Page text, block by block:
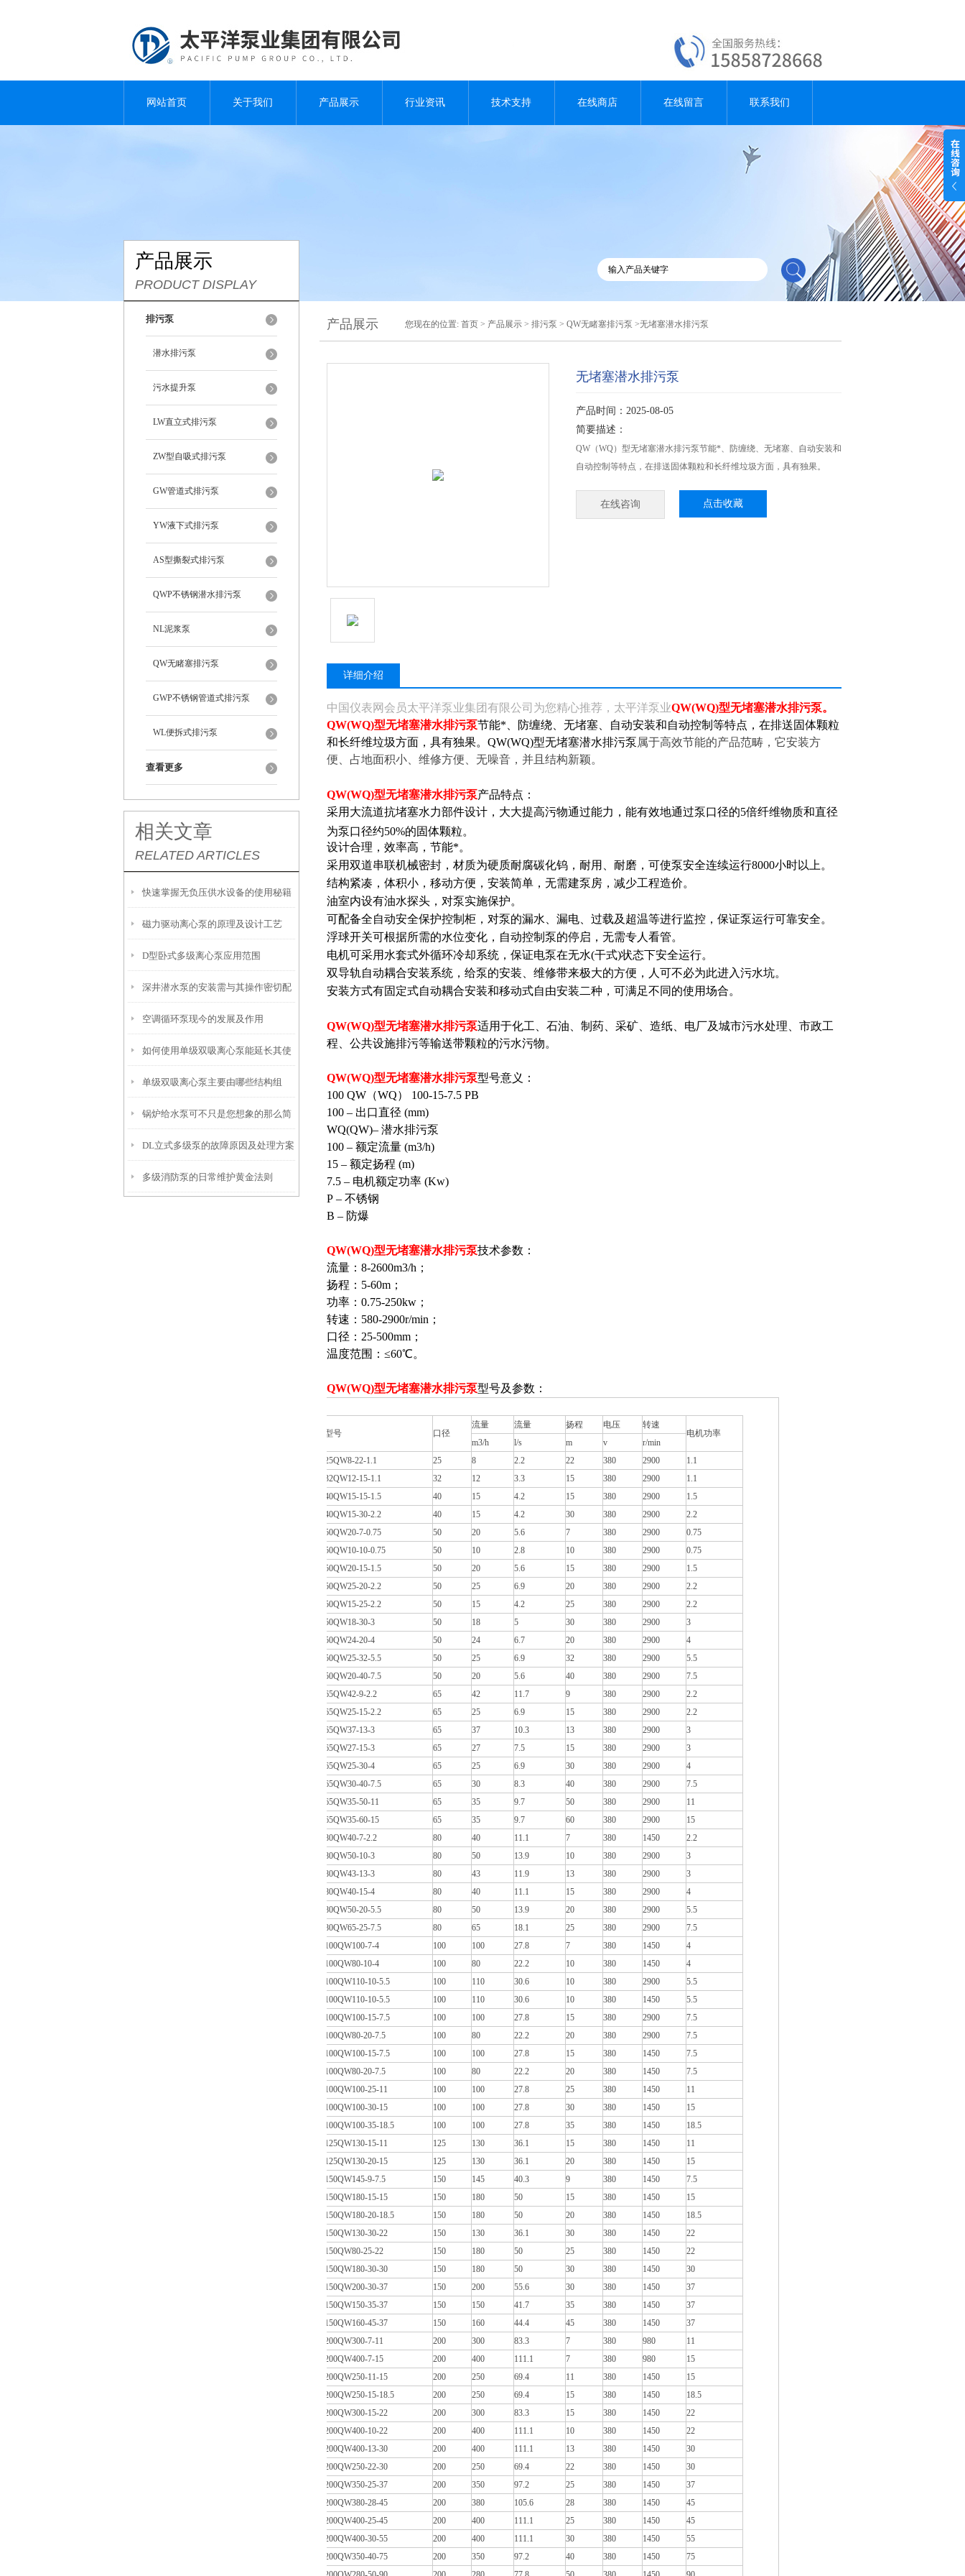
网站首页 关于我们 产品展示 行业资讯 技术支持 在线商店 在线留言 联系我们
产品展示
PRODUCT DISPLAY
排污泵
潜水排污泵
污水提升泵
LW直立式排污泵
ZW型自吸式排污泵
GW管道式排污泵
YW液下式排污泵
AS型撕裂式排污泵
QWP不锈钢潜水排污泵
NL泥浆泵
QW无睹塞排污泵
GWP不锈钢管道式排污泵
WL便拆式排污泵
查看更多
相关文章
RELATED ARTICLES
快速掌握无负压供水设备的使用秘籍
磁力驱动离心泵的原理及设计工艺
D型卧式多级离心泵应用范围
深井潜水泵的安装需与其操作密切配
合
空调循环泵现今的发展及作用
如何使用单级双吸离心泵能延长其使
用寿命？
单级双吸离心泵主要由哪些结构组
成？
锅炉给水泵可不只是您想象的那么简
单
DL立式多级泵的故障原因及处理方案
多级消防泵的日常维护黄金法则
产品展示 您现在的位置: 首页 > 产品展示 > 排污泵 > QW无睹塞排污泵 >无堵塞潜水排污泵
无堵塞潜水排污泵
产品时间：2025-08-05
简要描述：
QW（WQ）型无堵塞潜水排污泵节能*、防缠绕、无堵塞、自动安装和
自动控制等特点，在排送固体颗粒和长纤维垃圾方面，具有独果。
在线咨询 点击收藏
详细介绍
中国仪表网会员太平洋泵业集团有限公司为您精心推荐，太平洋泵业QW(WQ)型无堵塞潜水排污泵。
QW(WQ)型无堵塞潜水排污泵节能*、防缠绕、无堵塞、自动安装和自动控制等特点，在排送固体颗粒
和长纤维垃圾方面，具有独果。QW(WQ)型无堵塞潜水排污泵属于高效节能的产品范畴，它安装方
便、占地面积小、维修方便、无噪音，并且结构新颖。
QW(WQ)型无堵塞潜水排污泵产品特点：
采用大流道抗堵塞水力部件设计，大大提高污物通过能力，能有效地通过泵口径的5倍纤维物质和直径
为泵口径约50%的固体颗粒。
设计合理，效率高，节能*。
采用双道串联机械密封，材质为硬质耐腐碳化钨，耐用、耐磨，可使泵安全连续运行8000小时以上。
结构紧凑，体积小，移动方便，安装简单，无需建泵房，减少工程造价。
油室内设有油水探头，对泵实施保护。
可配备全自动安全保护控制柜，对泵的漏水、漏电、过载及超温等进行监控，保证泵运行可靠安全。
浮球开关可根据所需的水位变化，自动控制泵的停启，无需专人看管。
电机可采用水套式外循环冷却系统，保证电泵在无水(干式)状态下安全运行。
双导轨自动耦合安装系统，给泵的安装、维修带来极大的方便，人可不必为此进入污水坑。
安装方式有固定式自动耦合安装和移动式自由安装二种，可满足不同的使用场合。
QW(WQ)型无堵塞潜水排污泵适用于化工、石油、制药、采矿、造纸、电厂及城市污水处理、市政工
程、公共设施排污等输送带颗粒的污水污物。
QW(WQ)型无堵塞潜水排污泵型号意义：
100 QW（WQ） 100-15-7.5 PB
100 – 出口直径 (mm)
WQ(QW)– 潜水排污泵
100 – 额定流量 (m3/h)
15 – 额定扬程 (m)
7.5 – 电机额定功率 (Kw)
P – 不锈钢
B – 防爆
QW(WQ)型无堵塞潜水排污泵技术参数：
流量：8-2600m3/h；
扬程：5-60m；
功率：0.75-250kw；
转速：580-2900r/min；
口径：25-500mm；
温度范围：≤60℃。
QW(WQ)型无堵塞潜水排污泵型号及参数：
型号 口径
流量 流量 扬程 电压
转速
电机功率
m3/h
l/s m v
r/min
25QW8-22-1.1
25 8 2.2 22 380 2900
1.1
32QW12-15-1.1
32 12 3.3 15 380 2900
1.1
40QW15-15-1.5
40 15 4.2 15 380 2900
1.5
40QW15-30-2.2
40 15 4.2 30 380 2900
2.2
50QW20-7-0.75
50 20 5.6 7 380 2900
0.75
50QW10-10-0.75
50 10 2.8 10 380 2900
0.75
50QW20-15-1.5
50 20 5.6 15 380 2900
1.5
50QW25-20-2.2
50 25 6.9 20 380 2900
2.2
50QW15-25-2.2
50 15 4.2 25 380 2900
2.2
50QW18-30-3
50 18 5 30 380 2900
3
50QW24-20-4
50 24 6.7 20 380 2900
4
50QW25-32-5.5
50 25 6.9 32 380 2900
5.5
50QW20-40-7.5
50 20 5.6 40 380 2900
7.5
65QW42-9-2.2
65 42 11.7 9 380 2900
2.2
65QW25-15-2.2
65 25 6.9 15 380 2900
2.2
65QW37-13-3
65 37 10.3 13 380 2900
3
65QW27-15-3
65 27 7.5 15 380 2900
3
65QW25-30-4
65 25 6.9 30 380 2900
4
65QW30-40-7.5
65 30 8.3 40 380 2900
7.5
65QW35-50-11
65 35 9.7 50 380 2900
11
65QW35-60-15
65 35 9.7 60 380 2900
15
80QW40-7-2.2
80 40 11.1 7 380 1450
2.2
80QW50-10-3
80 50 13.9 10 380 2900
3
80QW43-13-3
80 43 11.9 13 380 2900
3
80QW40-15-4
80 40 11.1 15 380 2900
4
80QW50-20-5.5
80 50 13.9 20 380 2900
5.5
80QW65-25-7.5
80 65 18.1 25 380 2900
7.5
100QW100-7-4
100 100 27.8 7 380 1450
4
100QW80-10-4
100 80 22.2 10 380 1450
4
100QW110-10-5.5
100 110 30.6 10 380 2900
5.5
100QW110-10-5.5
100 110 30.6 10 380 1450
5.5
100QW100-15-7.5
100 100 27.8 15 380 2900
7.5
100QW80-20-7.5
100 80 22.2 20 380 2900
7.5
100QW100-15-7.5
100 100 27.8 15 380 1450
7.5
100QW80-20-7.5
100 80 22.2 20 380 1450
7.5
100QW100-25-11
100 100 27.8 25 380 1450
11
100QW100-30-15
100 100 27.8 30 380 1450
15
100QW100-35-18.5
100 100 27.8 35 380 1450
18.5
125QW130-15-11
125 130 36.1 15 380 1450
11
125QW130-20-15
125 130 36.1 20 380 1450
15
150QW145-9-7.5
150 145 40.3 9 380 1450
7.5
150QW180-15-15
150 180 50 15 380 1450
15
150QW180-20-18.5
150 180 50 20 380 1450
18.5
150QW130-30-22
150 130 36.1 30 380 1450
22
150QW80-25-22
150 180 50 25 380 1450
22
150QW180-30-30
150 180 50 30 380 1450
30
150QW200-30-37
150 200 55.6 30 380 1450
37
150QW150-35-37
150 150 41.7 35 380 1450
37
150QW160-45-37
150 160 44.4 45 380 1450
37
200QW300-7-11
200 300 83.3 7 380 980
11
200QW400-7-15
200 400 111.1 7 380 980
15
200QW250-11-15
200 250 69.4 11 380 1450
15
200QW250-15-18.5
200 250 69.4 15 380 1450
18.5
200QW300-15-22
200 300 83.3 15 380 1450
22
200QW400-10-22
200 400 111.1 10 380 1450
22
200QW400-13-30
200 400 111.1 13 380 1450
30
200QW250-22-30
200 250 69.4 22 380 1450
30
200QW350-25-37
200 350 97.2 25 380 1450
37
200QW380-28-45
200 380 105.6 28 380 1450
45
200QW400-25-45
200 400 111.1 25 380 1450
45
200QW400-30-55
200 400 111.1 30 380 1450
55
200QW350-40-75
200 350 97.2 40 380 1450
75